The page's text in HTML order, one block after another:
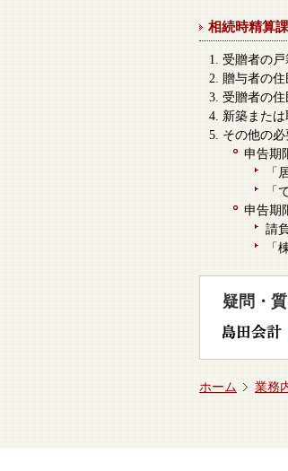
相続時精算
受贈者の
贈与者の
受贈者の住
新築また
その他の
申告期
「
「
申告期
請
「
疑問・
ホーム 業務